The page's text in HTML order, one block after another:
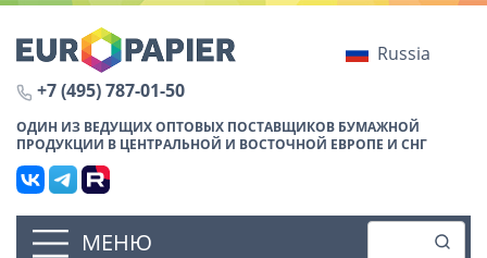
Russia
+7 (495) 787-01-50
ОДИН ИЗ ВЕДУЩИХ ОПТОВЫХ ПОСТАВЩИКОВ БУМАЖНОЙ
ПРОДУКЦИИ В ЦЕНТРАЛЬНОЙ И ВОСТОЧНОЙ ЕВРОПЕ И СНГ
МЕНЮ